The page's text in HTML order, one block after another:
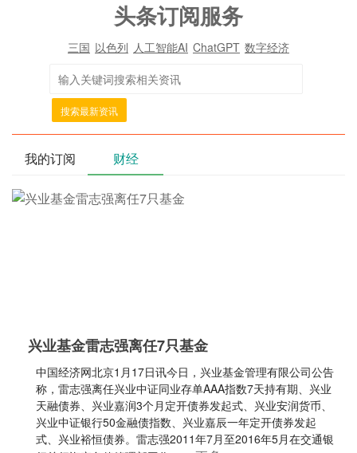
头条订阅服务
三国 以色列 人工智能AI ChatGPT 数字经济
搜索最新资讯
我的订阅 财经
兴业基金雷志强离任7只基金
中国经济网北京1月17日讯今日，兴业基金管理有限公司公告
称，雷志强离任兴业中证同业存单AAA指数7天持有期、兴业
天融债券、兴业嘉润3个月定开债券发起式、兴业安润货币、
兴业中证银行50金融债指数、兴业嘉辰一年定开债券发起
式、兴业裕恒债券。雷志强2011年7月至2016年5月在交通银